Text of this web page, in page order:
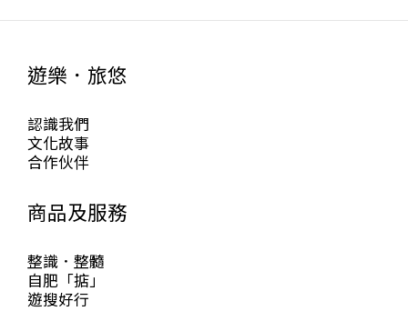
遊樂．旅悠
認識我們
文化故事
合作伙伴
商品及服務
整識．整髓
自肥「掂」
遊搜好行